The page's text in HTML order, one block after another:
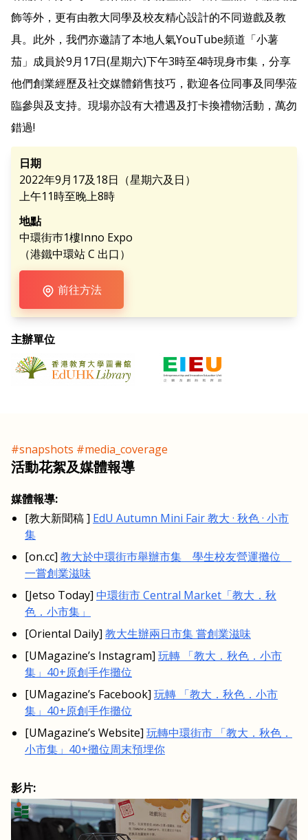
飾等外，更有由教大同學及校友精心設計的不同遊戲及教
具。此外，我們亦邀請了本地人氣YouTube頻道「小薯
茄」成員於9月17日(星期六)下午3時至4時現身巿集，分享
他們創業經歷及社交媒體銷售技巧，歡迎各位同事及同學蒞
臨參與及支持。現場亦設有大禮遇及打卡換禮物活動，萬勿
錯過!
日期
2022年9月17及18日（星期六及日）
上午11時至晚上8時
地點
中環街巿1樓Inno Expo
（港鐵中環站 C 出口）
前往方法
主辦單位
#snapshots #media_coverage
活動花絮及媒體報導
媒體報導:
[教大新聞稿 ] EdU Autumn Mini Fair 教大 · 秋色 · 小市
集
[on.cc] 教大於中環街巿舉辦市集 學生校友營運攤位
一嘗創業滋味
[Jetso Today] 中環街市 Central Market「教大．秋
色．小市集」
[Oriental Daily] 教大生辦兩日市集 嘗創業滋味
[UMagazine’s Instagram] 玩轉 「教大．秋色．小市
集」40+原創手作攤位
[UMagazine’s Facebook] 玩轉 「教大．秋色．小市
集」40+原創手作攤位
[UMagazine’s Website] 玩轉中環街市 「教大．秋色．
小市集」40+攤位周末預埋你
影片: